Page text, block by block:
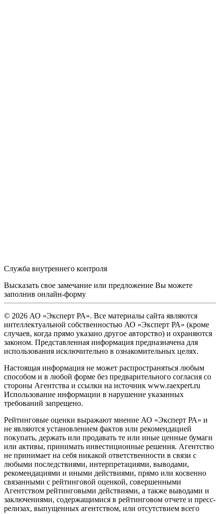
Служба внутреннего контроля
Высказать свое замечание или предложение Вы можете
заполнив онлайн-форму
© 2026 АО «Эксперт РА». Все материалы сайта являются
интеллектуальной собственностью АО «Эксперт РА» (кроме
случаев, когда прямо указано другое авторство) и охраняются
законом. Представленная информация предназначена для
использования исключительно в ознакомительных целях.
Настоящая информация не может распространяться любым
способом и в любой форме без предварительного согласия со
стороны Агентства и ссылки на источник www.raexpert.ru
Использование информации в нарушение указанных
требований запрещено.
Рейтинговые оценки выражают мнение АО «Эксперт РА» и
не являются установлением фактов или рекомендацией
покупать, держать или продавать те или иные ценные бумаги
или активы, принимать инвестиционные решения. Агентство
не принимает на себя никакой ответственности в связи с
любыми последствиями, интерпретациями, выводами,
рекомендациями и иными действиями, прямо или косвенно
связанными с рейтинговой оценкой, совершенными
Агентством рейтинговыми действиями, а также выводами и
заключениями, содержащимися в рейтинговом отчете и пресс-
релизах, выпущенных агентством, или отсутствием всего